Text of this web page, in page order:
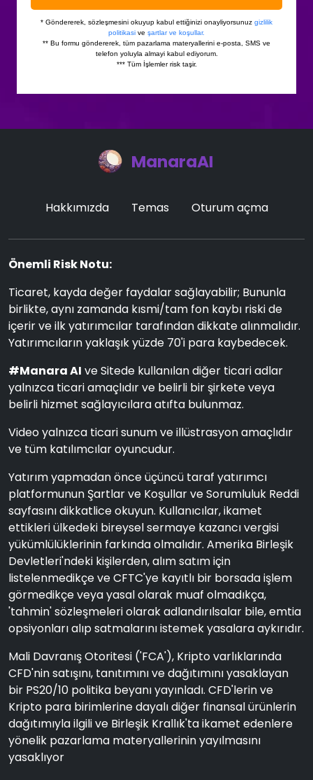
ManaraAI
Hakkımızda Temas Oturum açma
Önemli Risk Notu:
Ticaret, kayda değer faydalar sağlayabilir; Bununla
birlikte, aynı zamanda kısmi/tam fon kaybı riski de
içerir ve ilk yatırımcılar tarafından dikkate alınmalıdır.
Yatırımcıların yaklaşık yüzde 70'i para kaybedecek.
#Manara AI ve Sitede kullanılan diğer ticari adlar
yalnızca ticari amaçlıdır ve belirli bir şirkete veya
belirli hizmet sağlayıcılara atıfta bulunmaz.
Video yalnızca ticari sunum ve illüstrasyon amaçlıdır
ve tüm katılımcılar oyuncudur.
Yatırım yapmadan önce üçüncü taraf yatırımcı
platformunun Şartlar ve Koşullar ve Sorumluluk Reddi
sayfasını dikkatlice okuyun. Kullanıcılar, ikamet
ettikleri ülkedeki bireysel sermaye kazancı vergisi
yükümlülüklerinin farkında olmalıdır. Amerika Birleşik
Devletleri'ndeki kişilerden, alım satım için
listelenmedikçe ve CFTC'ye kayıtlı bir borsada işlem
görmedikçe veya yasal olarak muaf olmadıkça,
'tahmin' sözleşmeleri olarak adlandırılsalar bile, emtia
opsiyonları alıp satmalarını istemek yasalara aykırıdır.
Mali Davranış Otoritesi ('FCA'), Kripto varlıklarında
CFD'nin satışını, tanıtımını ve dağıtımını yasaklayan
bir PS20/10 politika beyanı yayınladı. CFD'lerin ve
Kripto para birimlerine dayalı diğer finansal ürünlerin
dağıtımıyla ilgili ve Birleşik Krallık'ta ikamet edenlere
yönelik pazarlama materyallerinin yayılmasını
yasaklıyor